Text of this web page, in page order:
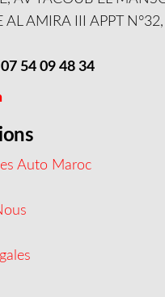
AL AMIRA III APPT N°32,
07 54 09 48 34
Auto Maroc